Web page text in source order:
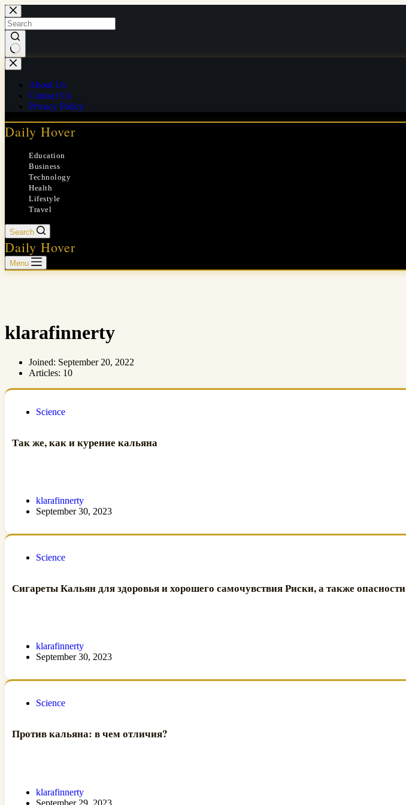
Skip
to
content
No
results
About Us
Contact Us
Privacy Policy
Daily Hover
Education
Business
Technology
Health
Lifestyle
Travel
Search
Daily Hover
Menu
klarafinnerty
Joined: September 20, 2022
Articles: 10
Science
Так же, как и курение кальяна
klarafinnerty
September 30, 2023
Science
Сигареты Кальян для здоровья и хорошего самочувствия Риски, а также опасности
klarafinnerty
September 30, 2023
Science
Против кальяна: в чем отличия?
klarafinnerty
September 29, 2023